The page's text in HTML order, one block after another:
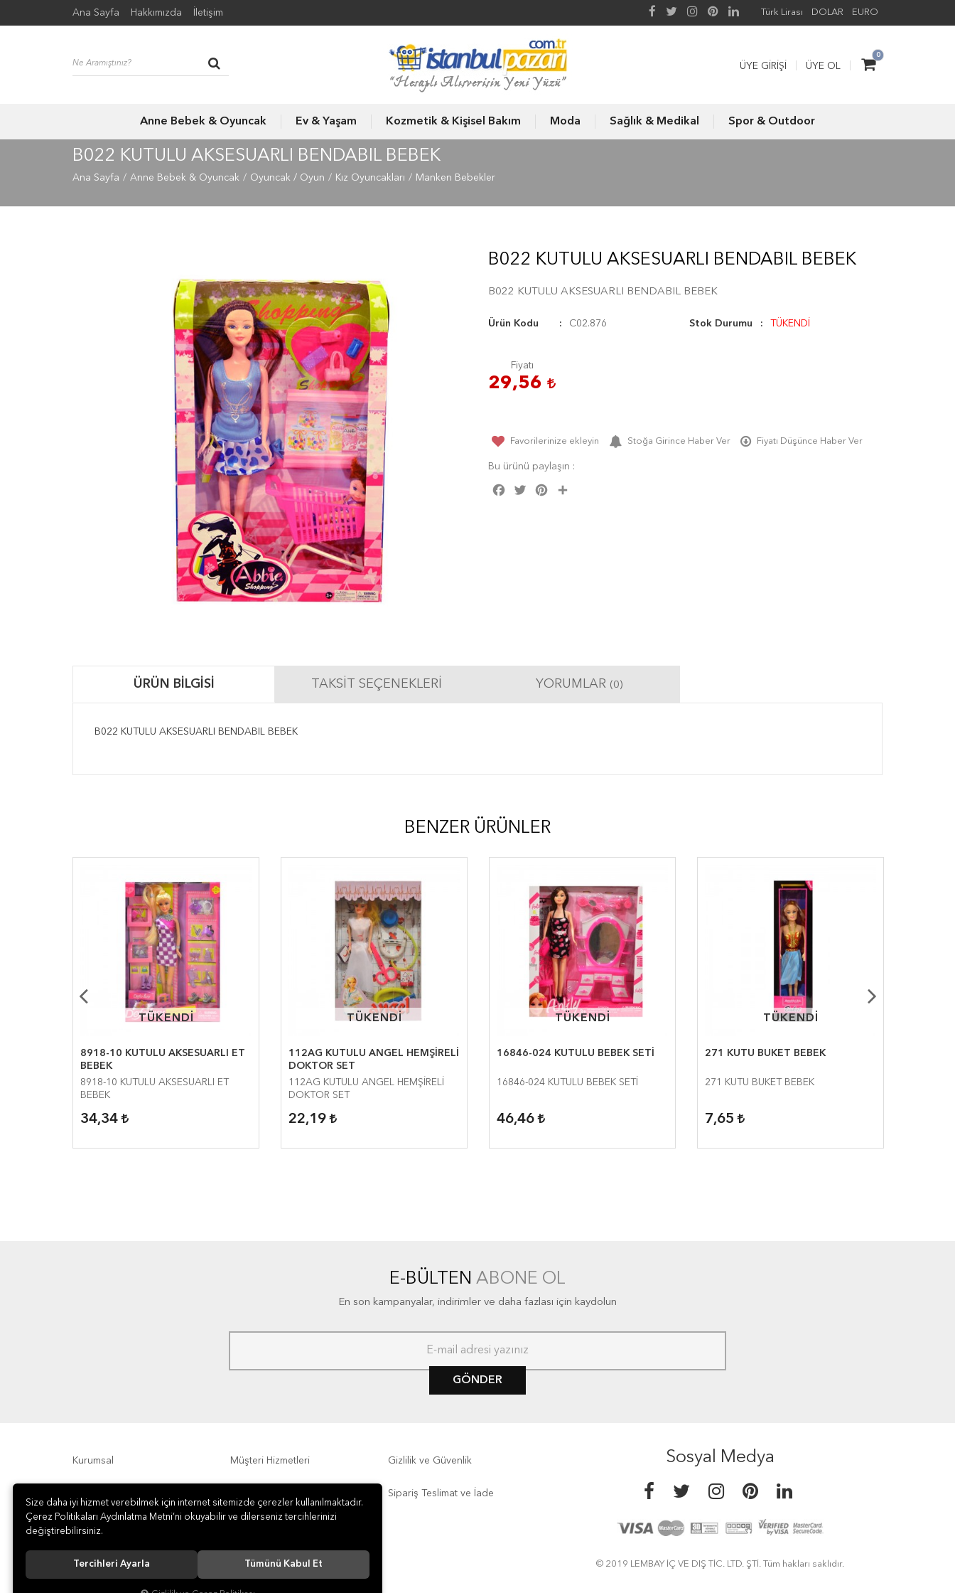
Ana Sayfa Hakkımızda İletişim Türk Lirası DOLAR EURO
0
ÜYE GIRIŞI ÜYE OL
Anne Bebek & Oyuncak Ev & Yaşam Kozmetik & Kişisel Bakım Moda Sağlık & Medikal Spor & Outdoor
B022 KUTULU AKSESUARLI BENDABIL BEBEK
Ana Sayfa Anne Bebek & Oyuncak Oyuncak / Oyun Kız Oyuncakları Manken Bebekler
B022 KUTULU AKSESUARLI BENDABIL BEBEK
B022 KUTULU AKSESUARLI BENDABIL BEBEK
Ürün Kodu C02.876 Stok Durumu TÜKENDİ
Fiyatı
29,56
Favorilerinize ekleyin Stoğa Girince Haber Ver Fiyatı Düşünce Haber Ver
Bu ürünü paylaşın :
Facebook
Twitter Pinterest
ÜRÜN BILGISI TAKSIT SEÇENEKLERI YORUMLAR (0)
B022 KUTULU AKSESUARLI BENDABIL BEBEK
BENZER ÜRÜNLER
TÜKENDİ
TÜKENDİ
8918-10 KUTULU AKSESUARLI ET
BEBEK
8918-10 KUTULU AKSESUARLI ET
BEBEK
34,34
TÜKENDİ
TÜKENDİ
112AG KUTULU ANGEL HEMŞİRELİ
DOKTOR SET
112AG KUTULU ANGEL HEMŞİRELİ
DOKTOR SET
22,19
TÜKENDİ
TÜKENDİ
16846-024 KUTULU BEBEK SETİ
16846-024 KUTULU BEBEK SETİ
46,46
TÜKENDİ
TÜKENDİ
271 KUTU BUKET BEBEK
271 KUTU BUKET BEBEK
7,65
E-BÜLTEN ABONE OL
En son kampanyalar, indirimler ve daha fazlası için kaydolun
GÖNDER
Kurumsal Müşteri Hizmetleri Gizlilik ve Güvenlik
Sipariş Teslimat ve İade
Sosyal Medya
© 2019 LEMBAY İÇ VE DIŞ TİC. LTD. ŞTİ. Tüm hakları saklıdır.
Size daha iyi hizmet verebilmek için internet sitemizde çerezler kullanılmaktadır.
Çerez Politikaları Aydınlatma Metni’ni okuyabilir ve dilerseniz tercihlerinizi
değiştirebilirsiniz.
Tercihleri Ayarla Tümünü Kabul Et